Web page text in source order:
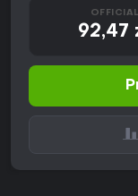
OFFICIAL
92,47